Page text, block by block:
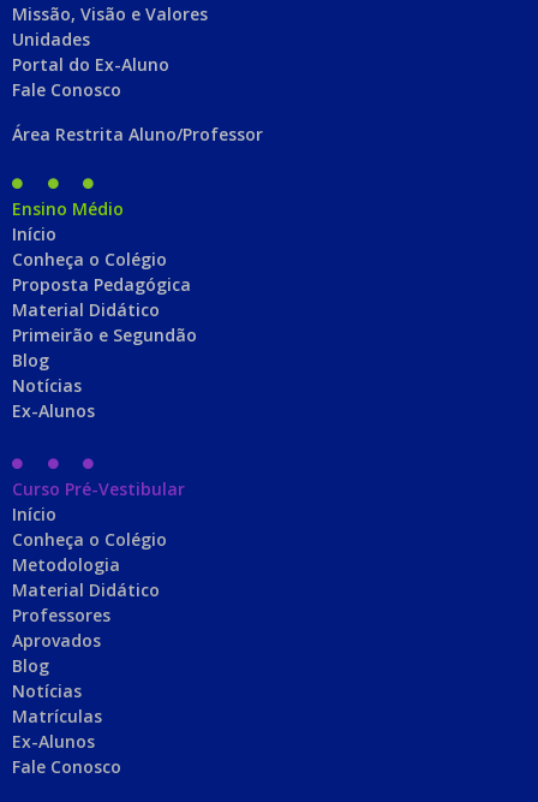
Missão, Visão e Valores
Unidades
Portal do Ex-Aluno
Fale Conosco
Área Restrita Aluno/Professor
Ensino Médio
Início
Conheça o Colégio
Proposta Pedagógica
Material Didático
Primeirão e Segundão
Blog
Notícias
Ex-Alunos
Curso Pré-Vestibular
Início
Conheça o Colégio
Metodologia
Material Didático
Professores
Aprovados
Blog
Notícias
Matrículas
Ex-Alunos
Fale Conosco